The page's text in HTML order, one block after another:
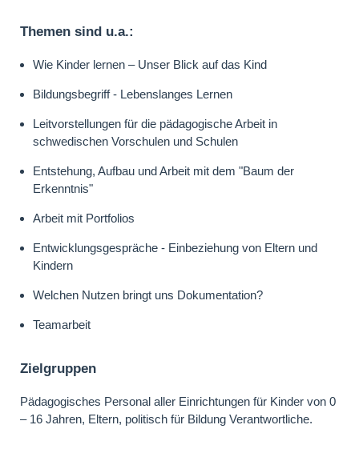
Themen sind u.a.:
Wie Kinder lernen – Unser Blick auf das Kind
Bildungsbegriff - Lebenslanges Lernen
Leitvorstellungen für die pädagogische Arbeit in
schwedischen Vorschulen und Schulen
Entstehung, Aufbau und Arbeit mit dem "Baum der
Erkenntnis"
Arbeit mit Portfolios
Entwicklungsgespräche - Einbeziehung von Eltern und
Kindern
Welchen Nutzen bringt uns Dokumentation?
Teamarbeit
Zielgruppen
Pädagogisches Personal aller Einrichtungen für Kinder von 0
– 16 Jahren, Eltern, politisch für Bildung Verantwortliche.